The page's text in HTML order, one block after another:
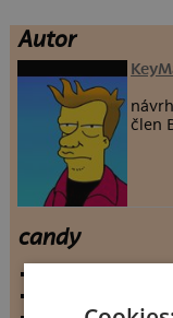
Autor
člen
candy